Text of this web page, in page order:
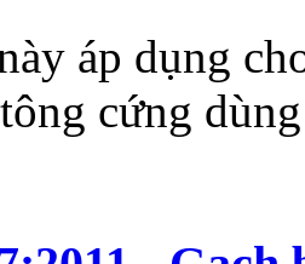
áp dụng
cứng